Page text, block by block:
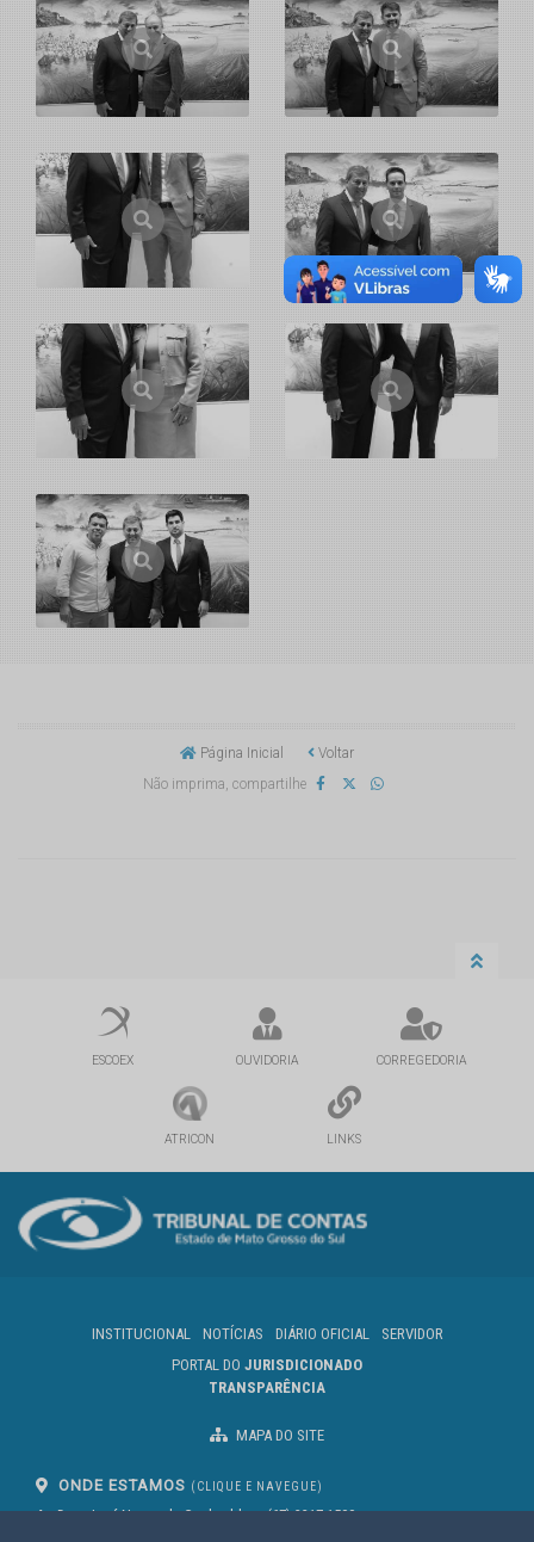
Página Inicial
Voltar
Não imprima, compartilhe
ESCOEX OUVIDORIA CORREGEDORIA
ATRICON LINKS
INSTITUCIONAL NOTÍCIAS DIÁRIO OFICIAL
SERVIDOR
PORTAL DO JURISDICIONADO
TRANSPARÊNCIA
MAPA DO SITE
ONDE ESTAMOS (CLIQUE E NAVEGUE)
Av. Des. José Nunes da Cunha, bloco(67) 3317-1500